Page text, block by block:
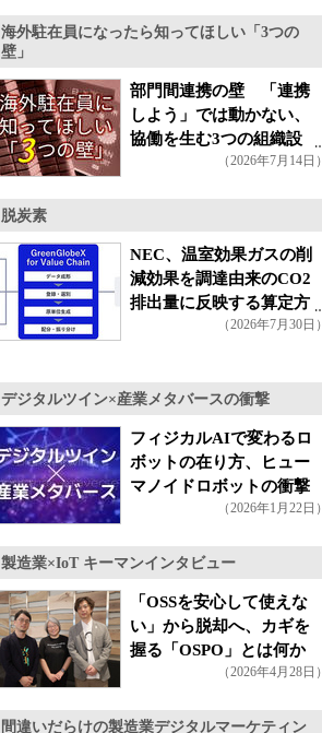
海外駐在員になったら知ってほしい「3つの
壁」
部門間連携の壁 「連携
しよう」では動かない、
協働を生む3つの組織設
（2026年7月14日）
脱炭素
NEC、温室効果ガスの削
減効果を調達由来のCO2
排出量に反映する算定方
（2026年7月30日）
デジタルツイン×産業メタバースの衝撃
フィジカルAIで変わるロ
ボットの在り方、ヒュー
マノイドロボットの衝撃
（2026年1月22日）
製造業×IoT キーマンインタビュー
「OSSを安心して使えな
い」から脱却へ、カギを
握る「OSPO」とは何か
（2026年4月28日）
間違いだらけの製造業デジタルマーケティン